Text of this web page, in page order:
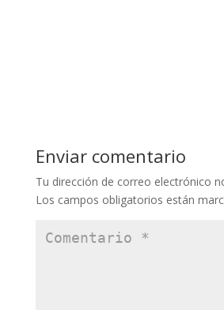
Enviar comentario
Tu dirección de correo electrónico
Los campos obligatorios están